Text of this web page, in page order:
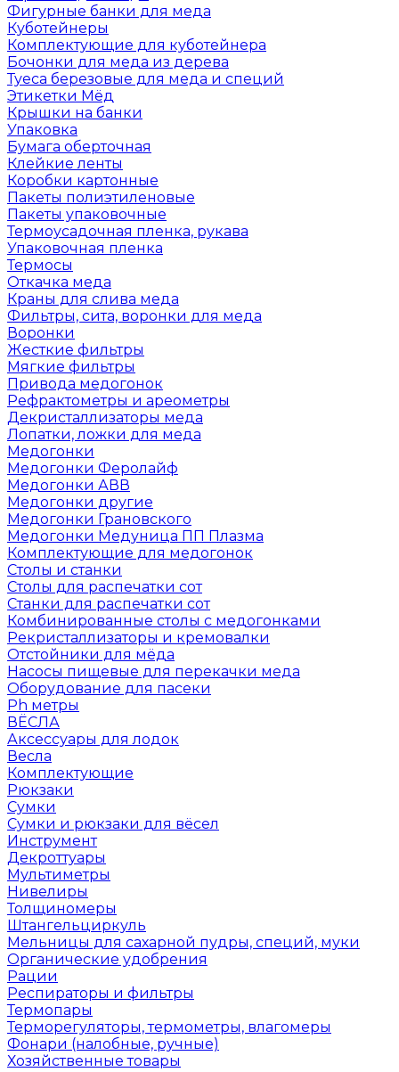
Фигурные банки для меда
Куботейнеры
Комплектующие для куботейнера
Бочонки для меда из дерева
Туеса березовые для меда и специй
Этикетки Мёд
Крышки на банки
Упаковка
Бумага оберточная
Клейкие ленты
Коробки картонные
Пакеты полиэтиленовые
Пакеты упаковочные
Термоусадочная пленка, рукава
Упаковочная пленка
Термосы
Откачка меда
Краны для слива меда
Фильтры, сита, воронки для меда
Воронки
Жесткие фильтры
Мягкие фильтры
Привода медогонок
Рефрактометры и ареометры
Декристаллизаторы меда
Лопатки, ложки для меда
Медогонки
Медогонки Феролайф
Медогонки АВВ
Медогонки другие
Медогонки Грановского
Медогонки Медуница ПП Плазма
Комплектующие для медогонок
Столы и станки
Столы для распечатки сот
Станки для распечатки сот
Комбинированные столы с медогонками
Рекристаллизаторы и кремовалки
Отстойники для мёда
Насосы пищевые для перекачки меда
Оборудование для пасеки
Ph метры
ВЁСЛА
Аксессуары для лодок
Весла
Комплектующие
Рюкзаки
Сумки
Сумки и рюкзаки для вёсел
Инструмент
Декроттуары
Мультиметры
Нивелиры
Толщиномеры
Штангельциркуль
Мельницы для сахарной пудры, специй, муки
Органические удобрения
Рации
Респираторы и фильтры
Термопары
Терморегуляторы, термометры, влагомеры
Фонари (налобные, ручные)
Хозяйственные товары